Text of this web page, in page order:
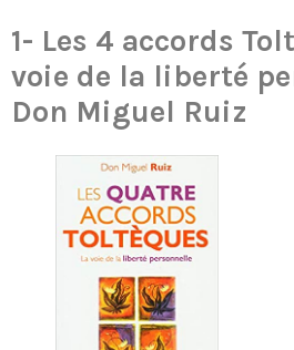
1- Les 4 accords
voie de la liberté
Don Miguel Ruiz